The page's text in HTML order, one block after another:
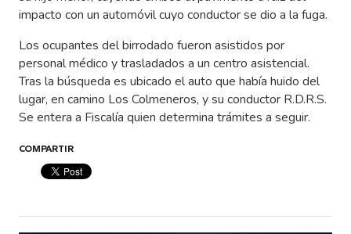
impacto con un automóvil cuyo conductor se dio a la fuga.
Los ocupantes del birrodado fueron asistidos por
personal médico y trasladados a un centro asistencial.
Tras la búsqueda es ubicado el auto que había huido del
lugar, en camino Los Colmeneros, y su conductor R.D.R.S.
Se entera a Fiscalía quien determina trámites a seguir.
COMPARTIR